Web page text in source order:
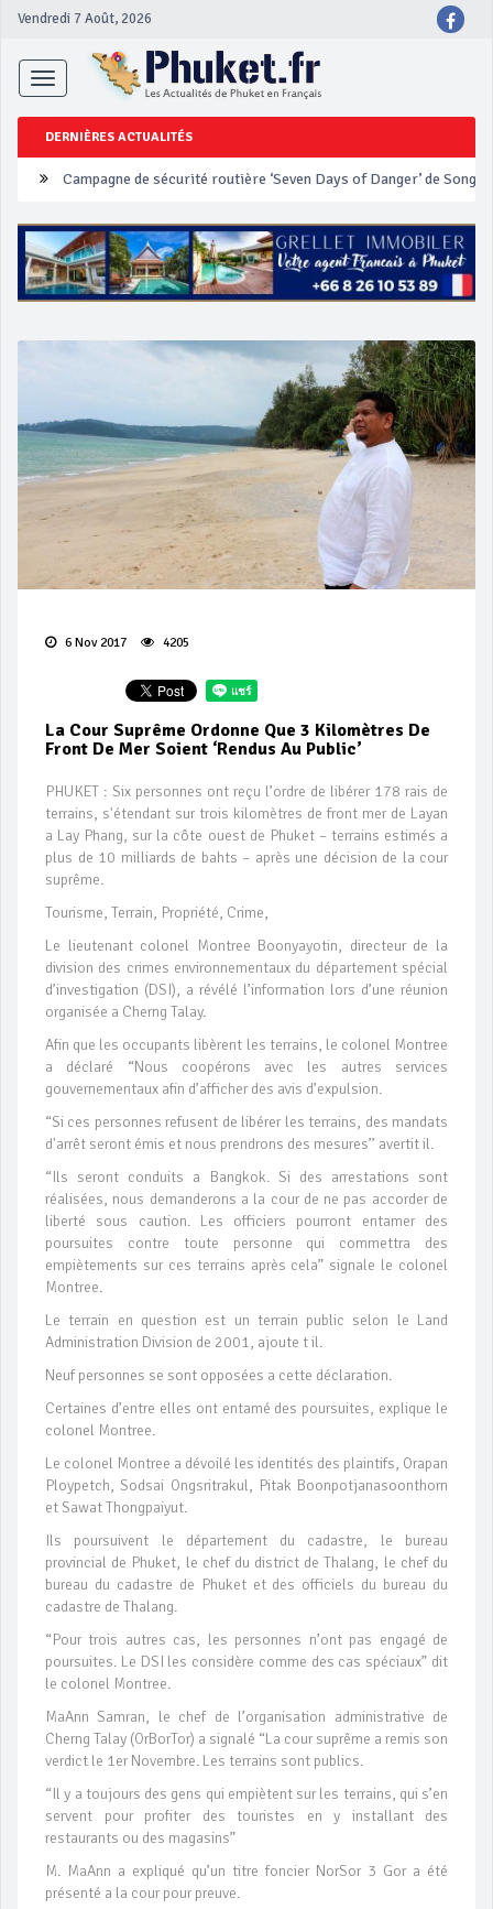
Vendredi 7 Août, 2026
Toggle
navigation
DERNIÈRES ACTUALITÉS
Un touriste français blessé en se faisant arracher son collier en
Phuket Peranakan Festival
‘Phuket Eye’ assurera la sécurité pendant Songkran
Campagne de sécurité routière ‘Seven Days of Danger’ de
6 Nov 2017 4205
La Cour Suprême Ordonne Que 3 Kilomètres De
Front De Mer Soient ‘rendus Au Public’
PHUKET : Six personnes ont reçu l’ordre de libérer 178 rais de
terrains, s'étendant sur trois kilomètres de front mer de Layan
a Lay Phang, sur la côte ouest de Phuket – terrains estimés a
plus de 10 milliards de bahts – après une décision de la cour
suprême.
Tourisme, Terrain, Propriété, Crime,
Le lieutenant colonel Montree Boonyayotin, directeur de la
division des crimes environnementaux du département spécial
d’investigation (DSI), a révélé l’information lors d’une réunion
organisée a Cherng Talay.
Afin que les occupants libèrent les terrains, le colonel Montree
a déclaré “Nous coopérons avec les autres services
gouvernementaux afin d’afficher des avis d’expulsion.
“Si ces personnes refusent de libérer les terrains, des mandats
d'arrêt seront émis et nous prendrons des mesures’’ avertit il.
“Ils seront conduits a Bangkok. Si des arrestations sont
réalisées, nous demanderons a la cour de ne pas accorder de
liberté sous caution. Les officiers pourront entamer des
poursuites contre toute personne qui commettra des
empiètements sur ces terrains après cela” signale le colonel
Montree.
Le terrain en question est un terrain public selon le Land
Administration Division de 2001, ajoute t il.
Neuf personnes se sont opposées a cette déclaration.
Certaines d’entre elles ont entamé des poursuites, explique le
colonel Montree.
Le colonel Montree a dévoilé les identités des plaintifs, Orapan
Ploypetch, Sodsai Ongsritrakul, Pitak Boonpotjanasoonthorn
et Sawat Thongpaiyut.
Ils poursuivent le département du cadastre, le bureau
provincial de Phuket, le chef du district de Thalang, le chef du
bureau du cadastre de Phuket et des officiels du bureau du
cadastre de Thalang.
“Pour trois autres cas, les personnes n’ont pas engagé de
poursuites. Le DSI les considère comme des cas spéciaux” dit
le colonel Montree.
MaAnn Samran, le chef de l’organisation administrative de
Cherng Talay (OrBorTor) a signalé “La cour suprême a remis son
verdict le 1er Novembre. Les terrains sont publics.
“Il y a toujours des gens qui empiètent sur les terrains, qui s’en
servent pour profiter des touristes en y installant des
restaurants ou des magasins”
M. MaAnn a expliqué qu’un titre foncier NorSor 3 Gor a été
présenté a la cour pour preuve.